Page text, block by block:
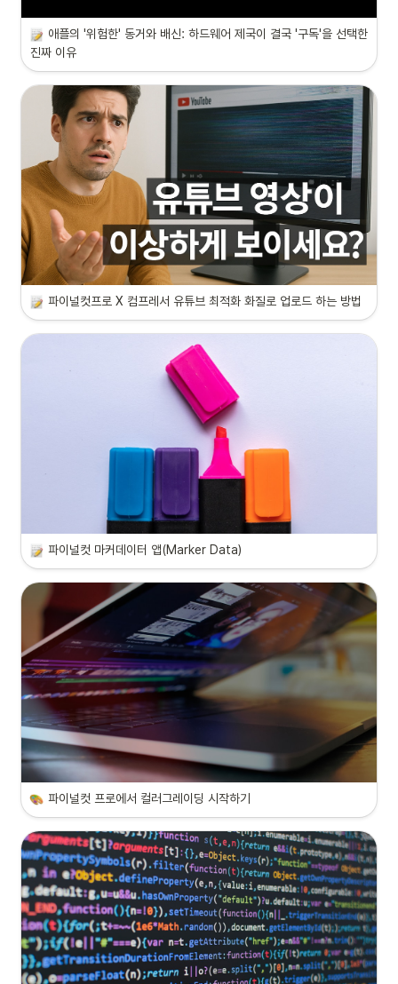
애플의 '위험한' 동거와 배신: 하드웨어 제국이 결국 '구독'을 선택한
진짜 이유
파이널컷프로 X 컴프레서 유튜브 최적화 화질로 업로드 하는 방법
파이널컷 마커데이터 앱(Marker Data)
파이널컷 프로에서 컬러그레이딩 시작하기